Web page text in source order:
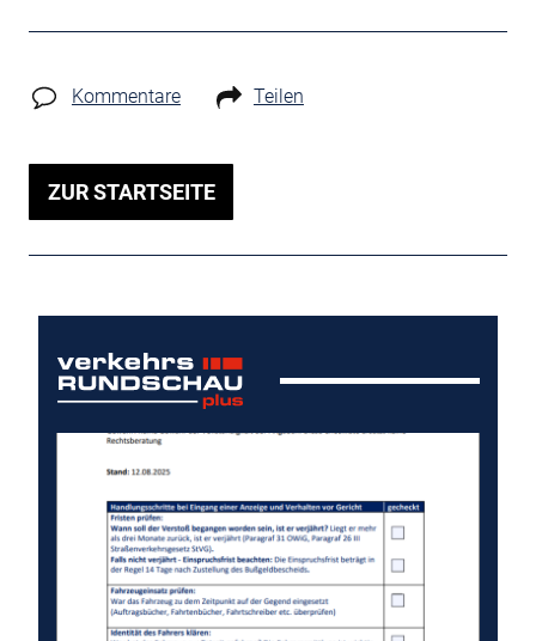
Kommentare Teilen
ZUR STARTSEITE